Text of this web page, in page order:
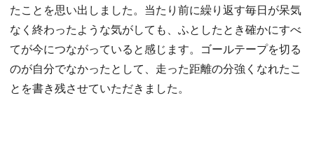
たことを思い出しました。当たり前に繰り返す毎日が呆気
なく終わったような気がしても、ふとしたとき確かにすべ
てが今につながっていると感じます。ゴールテープを切る
のが自分でなかったとして、走った距離の分強くなれたこ
とを書き残させていただきました。